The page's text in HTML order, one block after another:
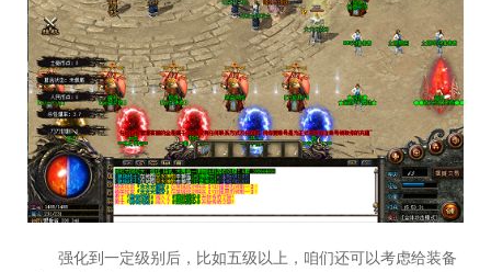
强化到一定级别后，比如五级以上，咱们还可以考虑给装备